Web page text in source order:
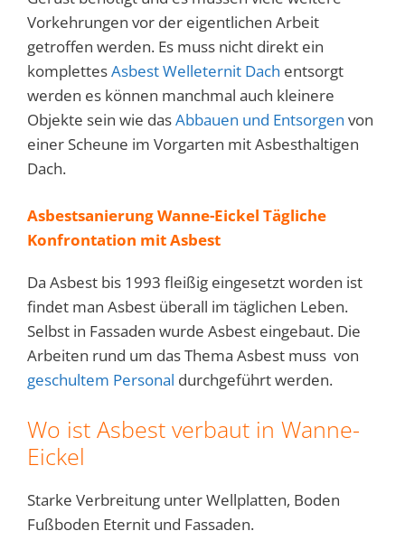
Vorkehrungen vor der eigentlichen Arbeit
getroffen werden. Es muss nicht direkt ein
komplettesAsbest Welleternit Dach entsorgt
werden es können manchmal auch kleinere
Objekte sein wie dasAbbauen und Entsorgen von
einer Scheune im Vorgarten mit Asbesthaltigen
Dach.
Asbestsanierung Wanne-Eickel Tägliche
Konfrontation mit Asbest
Da Asbest bis 1993 fleißig eingesetzt worden ist
findet man Asbest überall im täglichen Leben.
Selbst in Fassaden wurde Asbest eingebaut. Die
Arbeiten rund um das Thema Asbest muss von
geschultem Personal durchgeführt werden.
Wo ist Asbest verbaut in Wanne-
Eickel
Starke Verbreitung unter Wellplatten, Boden
Fußboden Eternit und Fassaden.